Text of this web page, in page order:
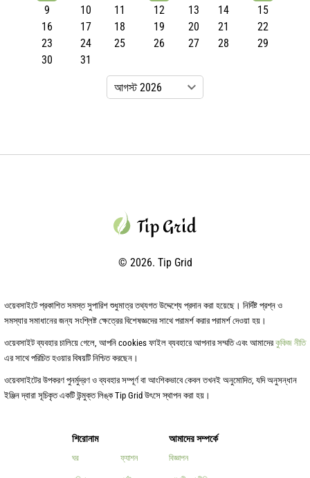
9
10 11 12 13 14
15
16
17 18 19 20 21
22
23
24 25 26 27 28
29
30
31
© 2026. Tip Grid
শিরোনাম
ঘর ফ্যাশন
আমাদের সম্পর্কে
বিজ্ঞাপন
ওয়েবসাইটে প্রকাশিত সমস্ত সুপারিশ শুধুমাত্র তথ্যগত উদ্দেশ্যে প্রদান করা হয়েছে। নির্দিষ্ট প্রশ্ন ও
সমস্যার সমাধানের জন্য সংশ্লিষ্ট ক্ষেত্রের বিশেষজ্ঞদের সাথে পরামর্শ করার পরামর্শ দেওয়া হয়।
ওয়েবসাইট ব্যবহার চালিয়ে গেলে, আপনি cookies ফাইল ব্যবহারে আপনার সম্মতি এবং আমাদের কুকিজ নীতি
এর সাথে পরিচিত হওয়ার বিষয়টি নিশ্চিত করছেন।
ওয়েবসাইটের উপকরণ পুনর্মুদ্রণ ও ব্যবহার সম্পূর্ণ বা আংশিকভাবে কেবল তখনই অনুমোদিত, যদি অনুসন্ধান
ইঞ্জিন দ্বারা সূচিকৃত একটি উন্মুক্ত লিঙ্ক Tip Grid উৎসে স্থাপন করা হয়।